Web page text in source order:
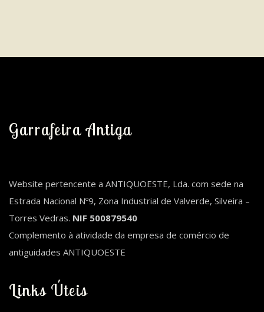
Garrafeira Antiga
Website pertencente a ANTIQUOESTE, Lda. com sede na
Estrada Nacional Nº9, Zona Industrial de Valverde, Silveira –
Torres Vedras. NIF 500879540
Complemento à atividade da empresa de comércio de
antiguidades ANTIQUOESTE
Links Úteis